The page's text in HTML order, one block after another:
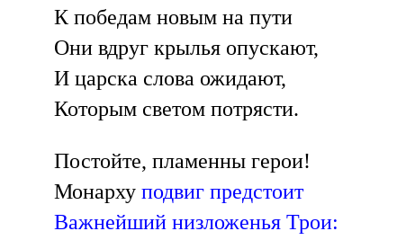
К победам новым на пути
Они вдруг крылья опускают,
И царска слова ожидают,
Которым светом потрясти.
Постойте, пламенны герои!
Монарху подвиг предстоит
Важнейший низложенья Трои: